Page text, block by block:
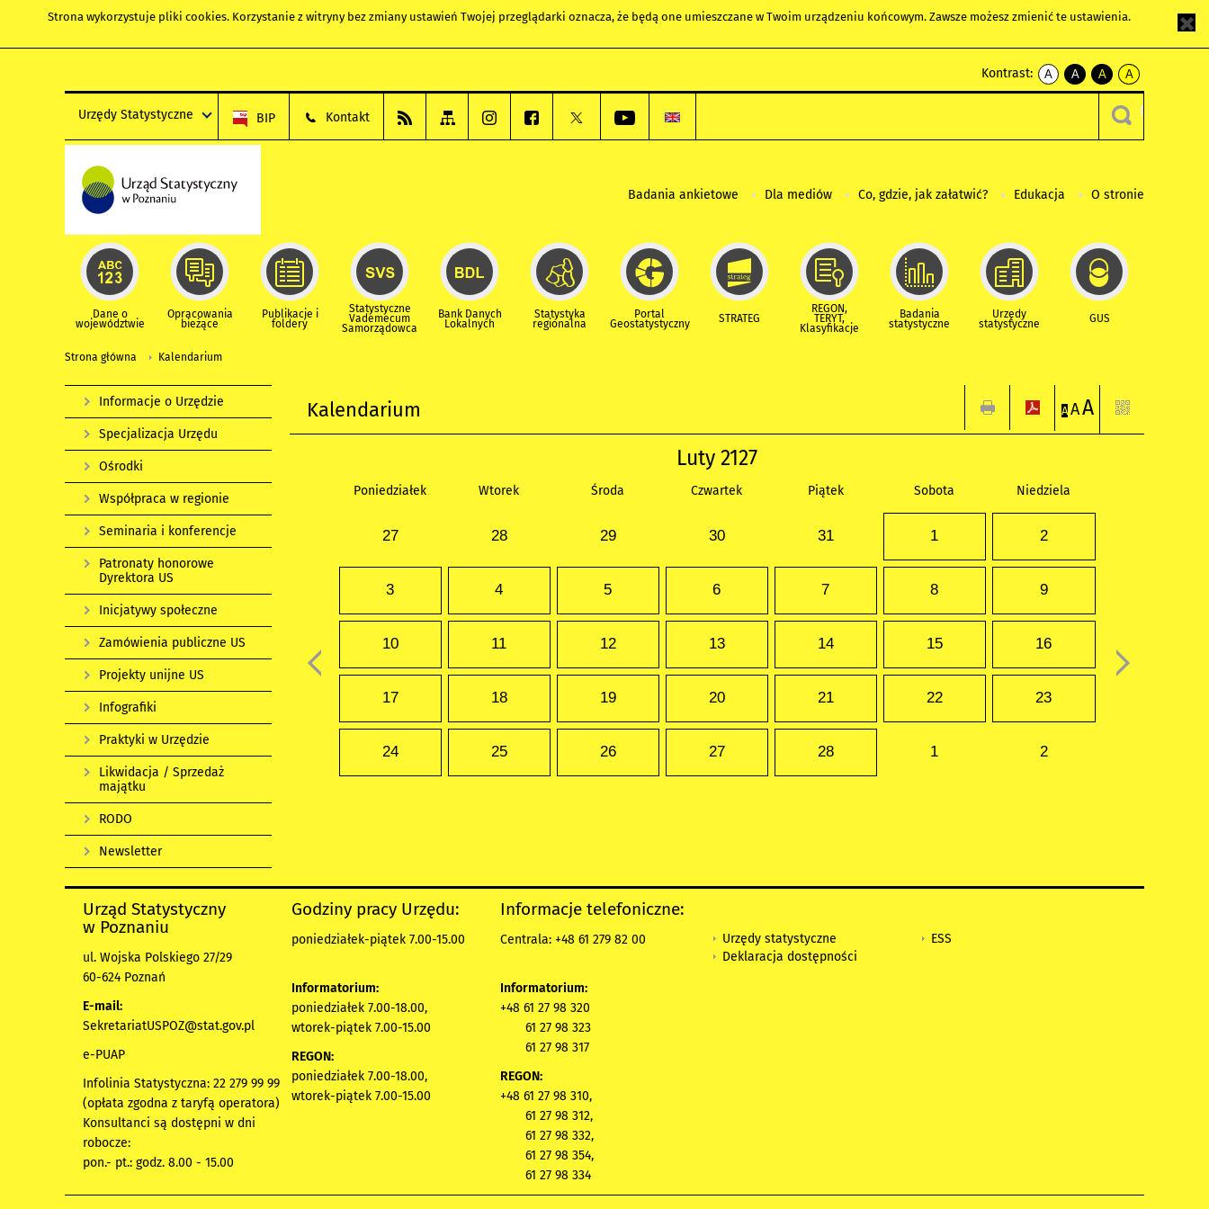
Strona wykorzystuje pliki cookies. Korzystanie z witryny bez zmiany ustawień Twojej przeglądarki oznacza, że będą one umieszczane w Twoim urządzeniu końcowym. Zawsze możesz zmienić te ustawienia.
Kontrast:
A
kontrast
A
kontrast
czarnym
A
kontrast
żółty
tekst
czarnym
A
kontrast
czarny
tekst
żółtym
Urzędy Statystyczne BIP Kontakt
Badania ankietowe Dla mediów Co, gdzie, jak załatwić? Edukacja O stronie
Dane o
województwie
Opracowania
bieżące
Publikacje i
foldery
Statystyczne
Vademecum
Samorządowca
Bank Danych
Lokalnych
Statystyka
regionalna
Portal
Geostatystyczny STRATEG
REGON,
TERYT,
Klasyfikacje
Badania
statystyczne
Urzędy
statystyczne GUS
Strona główna Kalendarium
Kalendarium A AA
Luty 2127
Poniedziałek Wtorek Środa Czwartek Piątek Sobota Niedziela
27 28 29 30 31 1 2
3 4 5 6 7 8 9
10 11 12 13 14 15 16
17 18 19 20 21 22 23
24 25 26 27 28 1 2
Informacje o Urzędzie
Specjalizacja Urzędu
Ośrodki
Współpraca w regionie
Seminaria i konferencje
Patronaty honorowe
Dyrektora US
Inicjatywy społeczne
Zamówienia publiczne US
Projekty unijne US
Infografiki
Praktyki w Urzędzie
Likwidacja / Sprzedaż
majątku
RODO
Newsletter
Urząd Statystyczny
w Poznaniu
ul. Wojska Polskiego 27/29
60-624 Poznań
E-mail:
SekretariatUSPOZ@stat.gov.pl
e-PUAP
Infolinia Statystyczna: 22 279 99 99
(opłata zgodna z taryfą operatora)
Konsultanci są dostępni w dni
robocze:
pon.- pt.: godz. 8.00 - 15.00
Godziny pracy Urzędu:
poniedziałek-piątek 7.00-15.00
Informatorium:
poniedziałek 7.00-18.00,
wtorek-piątek 7.00-15.00
REGON:
poniedziałek 7.00-18.00,
wtorek-piątek 7.00-15.00
Informacje telefoniczne:
Centrala: +48 61 279 82 00
Informatorium:
+48 61 27 98 320
61 27 98 323
61 27 98 317
REGON:
+48 61 27 98 310,
61 27 98 312,
61 27 98 332,
61 27 98 354,
61 27 98 334
Urzędy statystyczne
Deklaracja dostępności
ESS